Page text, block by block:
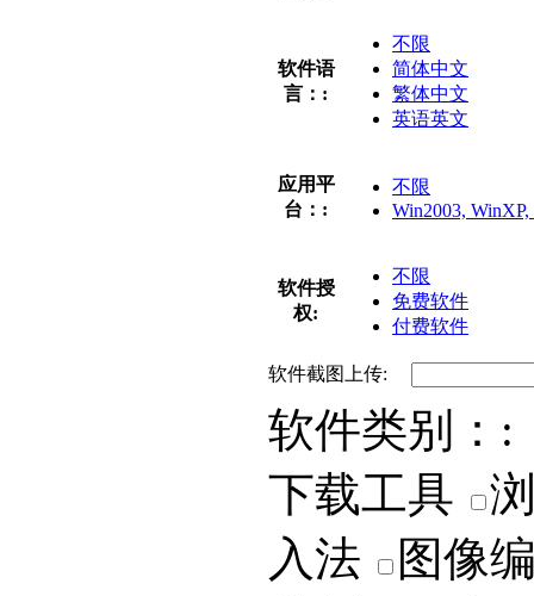
软件语
言：:
不限
简体中文
繁体中文
英语英文
应用平
台：:
不限
Win2003,
软件授
权:
不限
免费软件
付费软件
软件截图上传:
软件类别：:
下载工具
入法
图像